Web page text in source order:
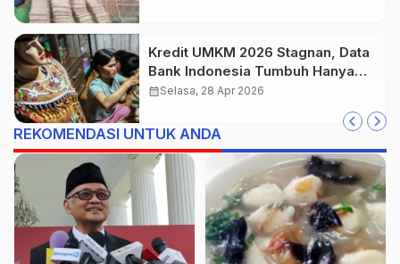
Kredit UMKM 2026 Stagnan, Data
Bank Indonesia Tumbuh Hanya
0,1% di Kuartal I
calendar_monthSelasa, 28 Apr 2026
REKOMENDASI UNTUK ANDA